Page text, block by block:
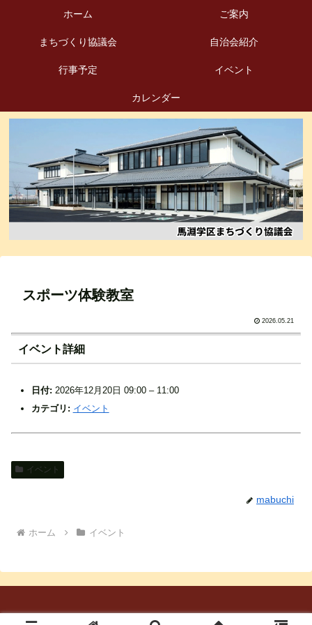
ホーム ご案内
まちづくり協議会 自治会紹介
行事予定 イベント
カレンダー
スポーツ体験教室
2026.05.21
イベント詳細
日付: 2026年12月20日 09:00– 11:00
カテゴリ: イベント
イベント
mabuchi
ホーム イベント